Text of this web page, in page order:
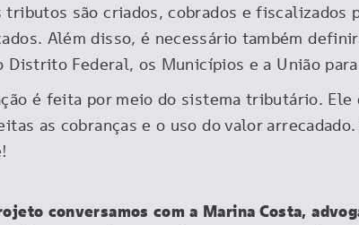
tributos são criados, cobrados e fiscalizados
Além disso, é necessário também
Distrito Federal, os Municípios e a União
é feita por meio do sistema tributário.
as cobranças e o uso do valor
conversamos com a Marina Costa,